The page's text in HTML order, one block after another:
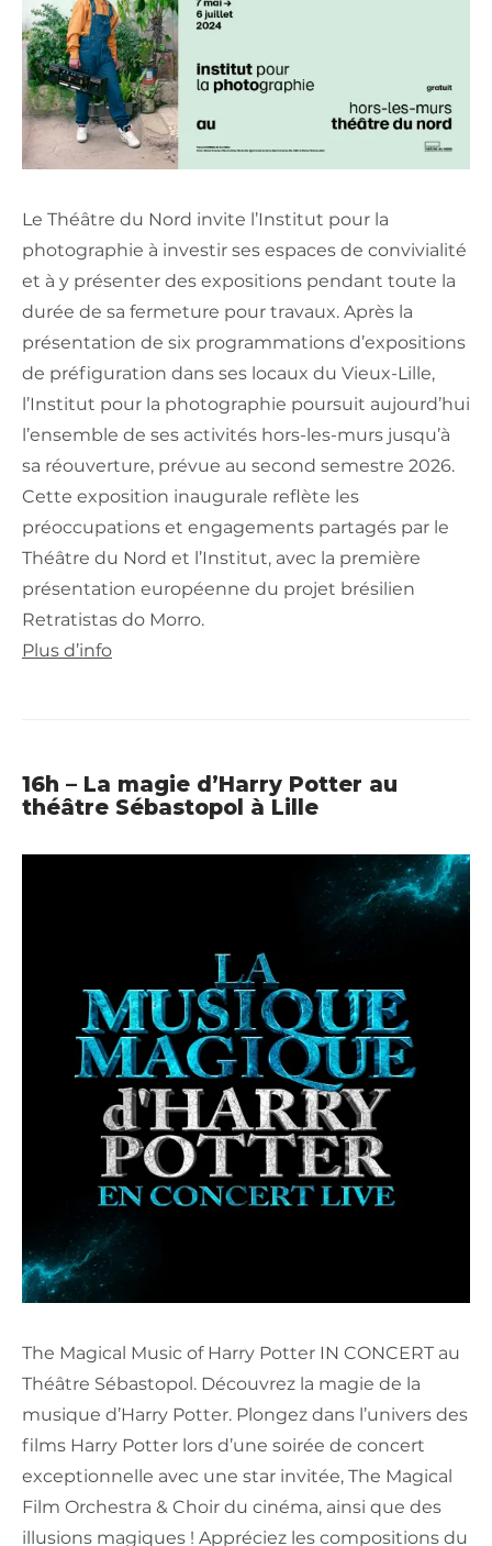
Le Théâtre du Nord invite l’Institut pour la
photographie à investir ses espaces de convivialité
et à y présenter des expositions pendant toute la
durée de sa fermeture pour travaux. Après la
présentation de six programmations d’expositions
de préfiguration dans ses locaux du Vieux-Lille,
l’Institut pour la photographie poursuit aujourd’hui
l’ensemble de ses activités hors-les-murs jusqu’à
sa réouverture, prévue au second semestre 2026.
Cette exposition inaugurale reflète les
préoccupations et engagements partagés par le
Théâtre du Nord et l’Institut, avec la première
présentation européenne du projet brésilien
Retratistas do Morro.
Plus d’info
16h – La magie d’Harry Potter au
théâtre Sébastopol à Lille
The Magical Music of Harry Potter IN CONCERT au
Théâtre Sébastopol. Découvrez la magie de la
musique d’Harry Potter. Plongez dans l’univers des
films Harry Potter lors d’une soirée de concert
exceptionnelle avec une star invitée, The Magical
Film Orchestra & Choir du cinéma, ainsi que des
illusions magiques ! Appréciez les compositions du